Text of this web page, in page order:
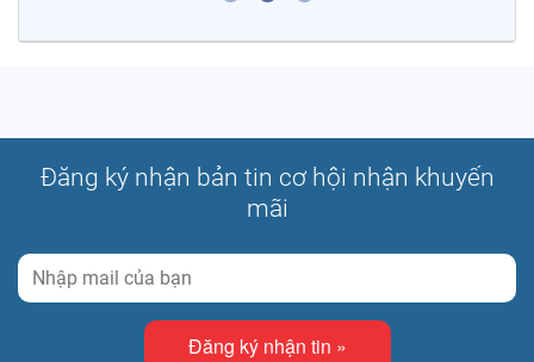
Đăng ký nhận bản tin cơ hội nhận khuyến
mãi
Đăng ký nhận tin »